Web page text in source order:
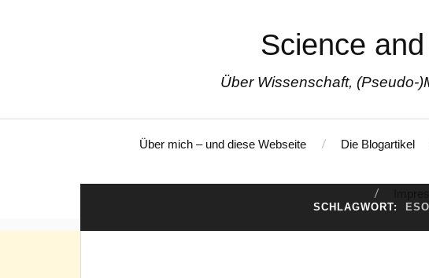
Science
Über Wissenschaft, (Pseudo-
Über mich – und diese Webseite Die Blogartikel
SCHLAGWORT: